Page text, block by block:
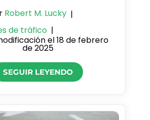
Robert M. Lucky |
de tráfico |
el 18 de febrero
de 2025
SEGUIR LEYENDO